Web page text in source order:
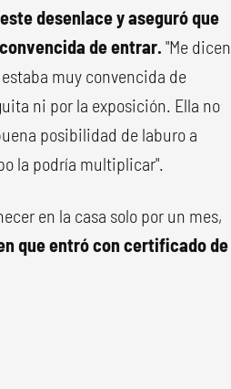
desenlace y aseguró que
de entrar. "Me dicen
muy convencida de
ni por la exposición. Ella no
posibilidad de laburo a
la podría multiplicar".
en la casa solo por un mes,
que entró con certificado de